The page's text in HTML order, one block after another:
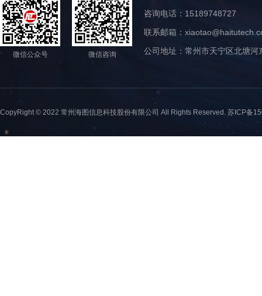
微信公众号 微信咨询
咨询电话：15189748727
联系邮箱：
公司地址：常州市天宁区北塘
CopyRight © 2022 常州海图信息科技股份有限公司 All Rights Reserved. 苏ICP备